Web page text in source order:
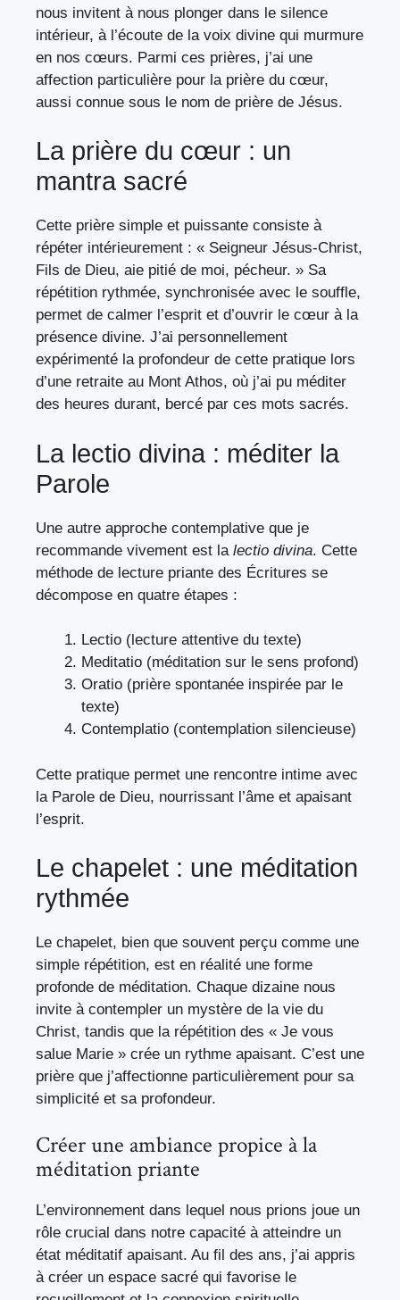
nous invitent à nous plonger dans le silence
intérieur, à l’écoute de la voix divine qui murmure
en nos cœurs. Parmi ces prières, j’ai une
affection particulière pour la prière du cœur,
aussi connue sous le nom de prière de Jésus.
La prière du cœur : un
mantra sacré
Cette prière simple et puissante consiste à
répéter intérieurement : « Seigneur Jésus-Christ,
Fils de Dieu, aie pitié de moi, pécheur. » Sa
répétition rythmée, synchronisée avec le souffle,
permet de calmer l’esprit et d’ouvrir le cœur à la
présence divine. J’ai personnellement
expérimenté la profondeur de cette pratique lors
d’une retraite au Mont Athos, où j’ai pu méditer
des heures durant, bercé par ces mots sacrés.
La lectio divina : méditer la
Parole
Une autre approche contemplative que je
recommande vivement est la lectio divina. Cette
méthode de lecture priante des Écritures se
décompose en quatre étapes :
Lectio (lecture attentive du texte)
Meditatio (méditation sur le sens profond)
Oratio (prière spontanée inspirée par le
texte)
Contemplatio (contemplation silencieuse)
Cette pratique permet une rencontre intime avec
la Parole de Dieu, nourrissant l’âme et apaisant
l’esprit.
Le chapelet : une méditation
rythmée
Le chapelet, bien que souvent perçu comme une
simple répétition, est en réalité une forme
profonde de méditation. Chaque dizaine nous
invite à contempler un mystère de la vie du
Christ, tandis que la répétition des « Je vous
salue Marie » crée un rythme apaisant. C’est une
prière que j’affectionne particulièrement pour sa
simplicité et sa profondeur.
Créer une ambiance propice à la
méditation priante
L’environnement dans lequel nous prions joue un
rôle crucial dans notre capacité à atteindre un
état méditatif apaisant. Au fil des ans, j’ai appris
à créer un espace sacré qui favorise le